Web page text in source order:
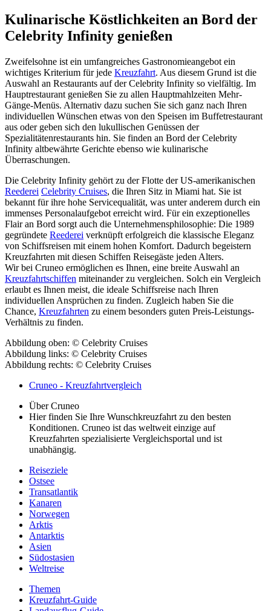
Kulinarische Köstlichkeiten an Bord der
Celebrity Infinity genießen
Zweifelsohne ist ein umfangreiches Gastronomieangebot ein
wichtiges Kriterium für jede Kreuzfahrt. Aus diesem Grund ist die
Auswahl an Restaurants auf der Celebrity Infinity so vielfältig. Im
Hauptrestaurant genießen Sie zu allen Hauptmahlzeiten Mehr-
Gänge-Menüs. Alternativ dazu suchen Sie sich ganz nach Ihren
individuellen Wünschen etwas von den Speisen im Buffetrestaurant
aus oder geben sich den lukullischen Genüssen der
Spezialitätenrestaurants hin. Sie finden an Bord der Celebrity
Infinity altbewährte Gerichte ebenso wie kulinarische
Überraschungen.
Die Celebrity Infinity gehört zu der Flotte der US-amerikanischen
Reederei Celebrity Cruises, die Ihren Sitz in Miami hat. Sie ist
bekannt für ihre hohe Servicequalität, was unter anderem durch ein
immenses Personalaufgebot erreicht wird. Für ein exzeptionelles
Flair an Bord sorgt auch die Unternehmensphilosophie: Die 1989
gegründete Reederei verknüpft erfolgreich die klassische Eleganz
von Schiffsreisen mit einem hohen Komfort. Dadurch begeistern
Kreuzfahrten mit diesen Schiffen Reisegäste jeden Alters.
Wir bei Cruneo ermöglichen es Ihnen, eine breite Auswahl an
Kreuzfahrtschiffen miteinander zu vergleichen. Solch ein Vergleich
erlaubt es Ihnen meist, die ideale Schiffsreise nach Ihren
individuellen Ansprüchen zu finden. Zugleich haben Sie die
Chance, Kreuzfahrten zu einem besonders guten Preis-Leistungs-
Verhältnis zu finden.
Abbildung oben: © Celebrity Cruises
Abbildung links: © Celebrity Cruises
Abbildung rechts: © Celebrity Cruises
Cruneo - Kreuzfahrtvergleich
Über Cruneo
Hier finden Sie Ihre Wunschkreuzfahrt zu den besten
Konditionen. Cruneo ist das weltweit einzige auf
Kreuzfahrten spezialisierte Vergleichsportal und ist
unabhängig.
Reiseziele
Ostsee
Transatlantik
Kanaren
Norwegen
Arktis
Antarktis
Asien
Südostasien
Weltreise
Themen
Kreuzfahrt-Guide